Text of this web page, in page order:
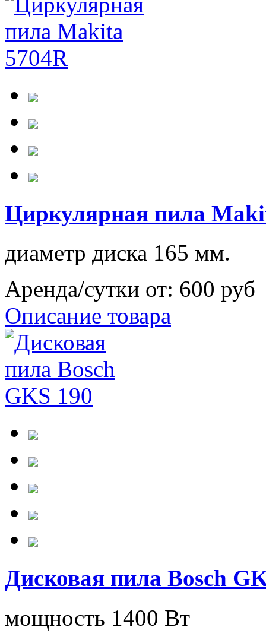
Циркулярная пила
диаметр диска 165 мм.
Аренда/сутки от: 600 руб
Описание товара
Дисковая пила Bosch
мощность 1400 Вт